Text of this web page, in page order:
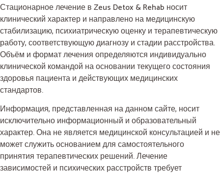
Стационарное лечение в Zeus Detox & Rehab носит
клинический характер и направлено на медицинскую
стабилизацию, психиатрическую оценку и терапевтическую
работу, соответствующую диагнозу и стадии расстройства.
Объём и формат лечения определяются индивидуально
клинической командой на основании текущего состояния
здоровья пациента и действующих медицинских
стандартов.
Информация, представленная на данном сайте, носит
исключительно информационный и образовательный
характер. Она не является медицинской консультацией и не
может служить основанием для самостоятельного
принятия терапевтических решений. Лечение
зависимостей и психических расстройств требует